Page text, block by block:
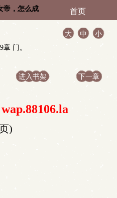
帝，怎么成 首页
大 中
小
章 门。
进入书架 下一章
)